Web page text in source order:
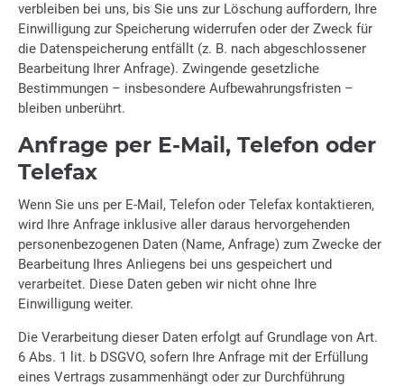
verbleiben bei uns, bis Sie uns zur Löschung auffordern, Ihre
Einwilligung zur Speicherung widerrufen oder der Zweck für
die Datenspeicherung entfällt (z. B. nach abgeschlossener
Bearbeitung Ihrer Anfrage). Zwingende gesetzliche
Bestimmungen – insbesondere Aufbewahrungsfristen –
bleiben unberührt.
Anfrage per E-Mail, Telefon oder
Telefax
Wenn Sie uns per E-Mail, Telefon oder Telefax kontaktieren,
wird Ihre Anfrage inklusive aller daraus hervorgehenden
personenbezogenen Daten (Name, Anfrage) zum Zwecke der
Bearbeitung Ihres Anliegens bei uns gespeichert und
verarbeitet. Diese Daten geben wir nicht ohne Ihre
Einwilligung weiter.
Die Verarbeitung dieser Daten erfolgt auf Grundlage von Art.
6 Abs. 1 lit. b DSGVO, sofern Ihre Anfrage mit der Erfüllung
eines Vertrags zusammenhängt oder zur Durchführung